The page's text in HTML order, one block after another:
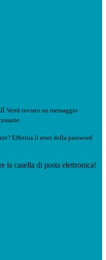
Verrà inviato un messaggio
Effettua il reset della password
la casella di posta elettronica!